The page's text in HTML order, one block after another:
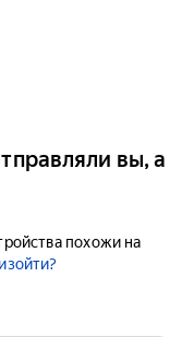
вы, а
похожи на